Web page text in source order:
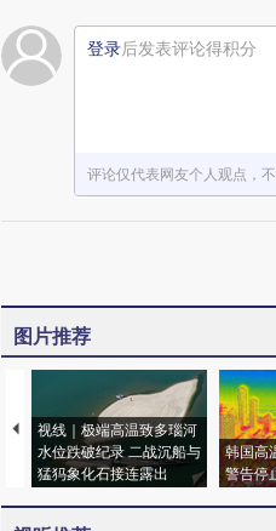
登录后发表评论得积分
评论仅代表网友个人观点，
图片推荐
视线｜极端高温致多瑙河
水位跌破纪录 二战沉船与
猛犸象化石接连露出
韩国高
警告停